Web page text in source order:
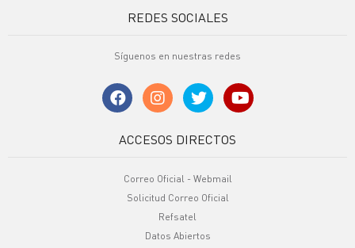
REDES SOCIALES
Síguenos en nuestras redes
ACCESOS DIRECTOS
Correo Oficial - Webmail
Solicitud Correo Oficial
Refsatel
Datos Abiertos